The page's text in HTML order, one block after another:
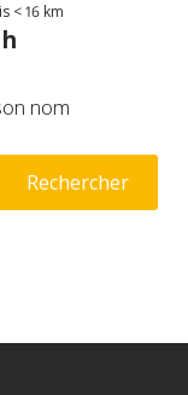
< 16 km
nom
Rechercher